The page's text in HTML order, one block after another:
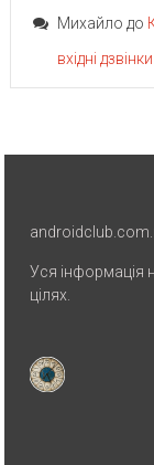
Михайло до
вхідні дзвінки
Уся інформація
цілях.